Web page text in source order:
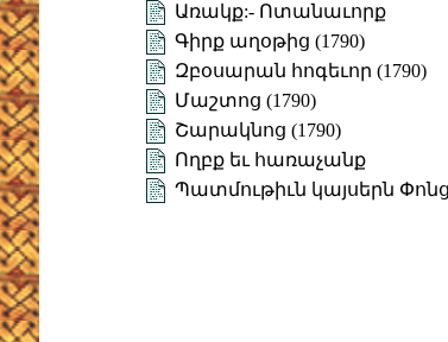
Առակք:- Ոտանաւորք
Գիրք աղօթից (1790)
Զբօսարան հոգեւոր (1790)
Մաշտոց (1790)
Շարակնոց (1790)
Ողբք եւ հառաչանք
Պատմութիւն կայսերն